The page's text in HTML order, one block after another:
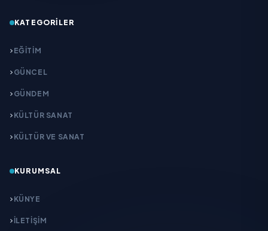
KATEGORILER
EĞITIM
GÜNCEL
GÜNDEM
KÜLTÜR SANAT
KÜLTÜR VE SANAT
KURUMSAL
KÜNYE
İLETIŞIM